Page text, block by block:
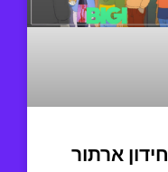
חידון ארתור